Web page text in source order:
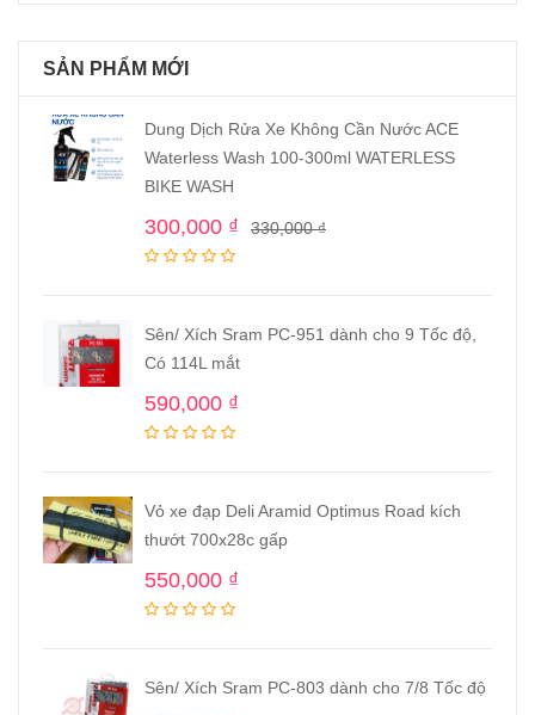
SẢN PHẨM MỚI
Dung Dịch Rửa Xe Không Cần Nước ACE
Waterless Wash 100-300ml WATERLESS
BIKE WASH
330,000₫
300,000 ₫
Sên/ Xích Sram PC-951 dành cho 9 Tốc độ,
Có 114L mắt
590,000 ₫
Vỏ xe đạp Deli Aramid Optimus Road kích
thướt 700x28c gấp
550,000 ₫
Sên/ Xích Sram PC-803 dành cho 7/8 Tốc độ